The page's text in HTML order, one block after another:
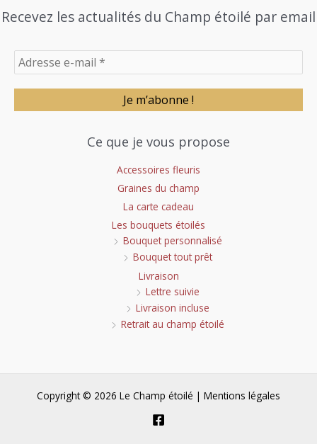
Recevez les actualités du Champ étoilé par email
Ce que je vous propose
Accessoires fleuris
Graines du champ
La carte cadeau
Les bouquets étoilés
Bouquet personnalisé
Bouquet tout prêt
Livraison
Lettre suivie
Livraison incluse
Retrait au champ étoilé
Copyright © 2026 Le Champ étoilé | Mentions légales